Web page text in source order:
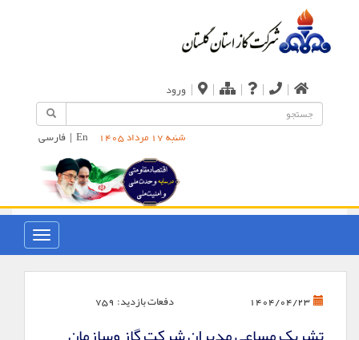
|
|
|
|
| ورود
شنبه 17 مرداد 1405 En
| فارسی
1404/04/23 دفعات بازدید: 759